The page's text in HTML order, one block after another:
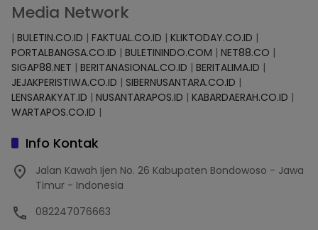
Media Network
| BULETIN.CO.ID | FAKTUAL.CO.ID | KLIKTODAY.CO.ID |
PORTALBANGSA.CO.ID | BULETININDO.COM | NET88.CO |
SIGAP88.NET | BERITANASIONAL.CO.ID | BERITALIMA.ID |
JEJAKPERISTIWA.CO.ID | SIBERNUSANTARA.CO.ID |
LENSARAKYAT.ID | NUSANTARAPOS.ID | KABARDAERAH.CO.ID |
WARTAPOS.CO.ID |
Info Kontak
Jalan Kawah Ijen No. 26 Kabupaten Bondowoso - Jawa
Timur - Indonesia
082247076663